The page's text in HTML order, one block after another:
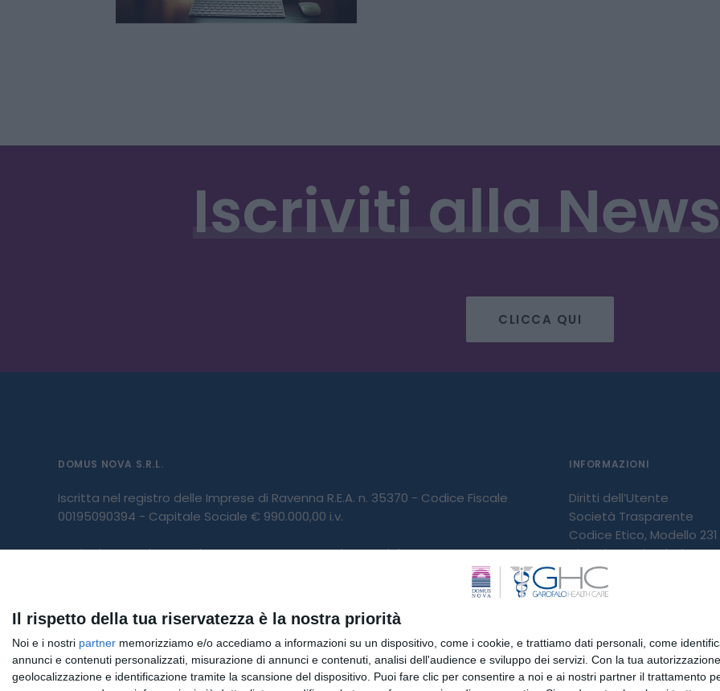
Il rispetto della tua riservatezza è la nostra priorità
Noi e i nostri partner memorizziamo e/o accediamo a informazioni su un dispositivo, come i cookie, e trattiamo dati personali, come
annunci e contenuti personalizzati, misurazione di annunci e contenuti, analisi dell'audience e sviluppo dei servizi. Con la tua
geolocalizzazione e identificazione tramite la scansione del dispositivo. Puoi fare clic per consentire a noi e ai nostri partner il trattamento
Iscriviti alla
CLICCA QUI
DOMUS NOVA S.R.L.
Iscritta nel registro delle Imprese di Ravenna R.E.A. n. 35370 - Codice Fiscale
00195090394 - Capitale Sociale € 990.000,00 i.v.
Società partecipante al gruppo IVA “GHC”, Partita IVA del gruppo
Società sottoposta a direzione e coordinamento di GHC S.p.A. Partita IVA
del gruppo 03831150366 e Codice Fiscale 06103021009
Direttore Sanitario:Dott. Paolo Masperi
INFORMAZIONI
Diritti dell’Utente
Società Trasparente
Codice Etico, Modello
Diversity and Inclusion
Carta dei Servizi
Whistleblowing
NOTE LEGALI